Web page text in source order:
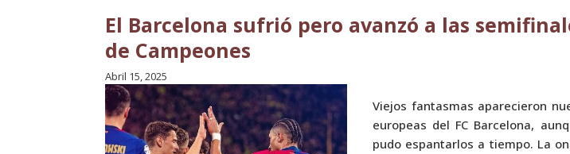
El Barcelona sufrió pero avanzó a las
de Campeones
Abril 15, 2025
Viejos fantasmas aparecieron
europeas del FC Barcelona,
pudo espantarlos a tiempo. La